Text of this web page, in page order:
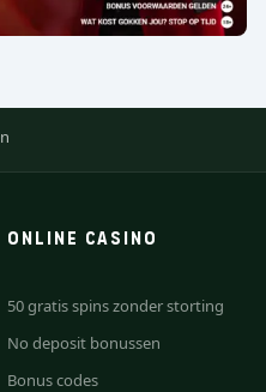
ONLINE CASINO
50 gratis spins zonder storting
No deposit bonussen
Bonus codes